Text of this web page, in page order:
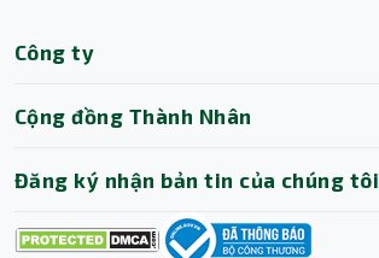
Công ty
Cộng đồng Thành Nhân
Đăng ký nhận bản tin của chúng tôi